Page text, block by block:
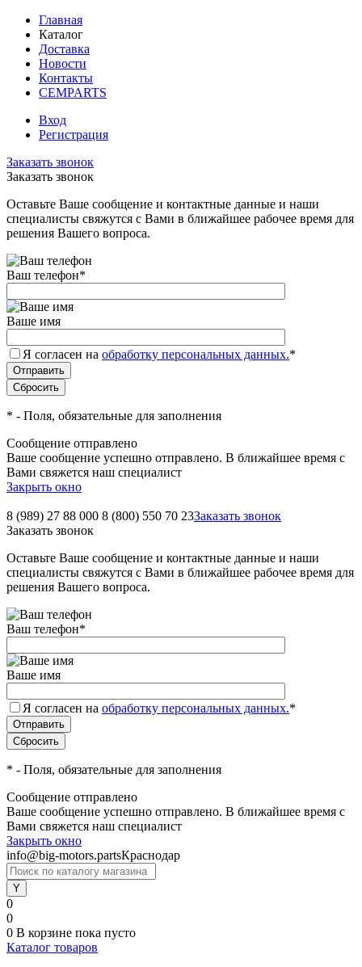
Главная
Каталог
Доставка
Новости
Контакты
CEMPARTS
Вход
Регистрация
Заказать звонок
Заказать звонок
Оставьте Ваше сообщение и контактные данные и наши
специалисты свяжутся с Вами в ближайшее рабочее время для
решения Вашего вопроса.
Ваш телефон*
Ваше имя
Я согласен на обработку персональных данных.*
* - Поля, обязательные для заполнения
Сообщение отправлено
Ваше сообщение успешно отправлено. В ближайшее время с
Вами свяжется наш специалист
Закрыть окно
8 (989) 27 88 000 8 (800) 550 70 23Заказать звонок
Заказать звонок
Оставьте Ваше сообщение и контактные данные и наши
специалисты свяжутся с Вами в ближайшее рабочее время для
решения Вашего вопроса.
Ваш телефон*
Ваше имя
Я согласен на обработку персональных данных.*
* - Поля, обязательные для заполнения
Сообщение отправлено
Ваше сообщение успешно отправлено. В ближайшее время с
Вами свяжется наш специалист
Закрыть окно
info@big-motors.partsКраснодар
0
0
0 В корзине пока пусто
Каталог товаров